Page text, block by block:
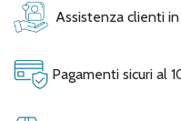
Assistenza clienti
Pagamenti sicuri al